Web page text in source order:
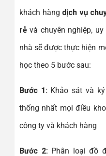
khách hàng dịch vụ
rẻ và chuyên nghiệp,
nhà sẽ được thực hiện
học theo 5 bước sau:
Bước 1:Khảo sát và
thống nhất mọi điều
công ty và khách hàng
Bước 2:Phân loại đồ